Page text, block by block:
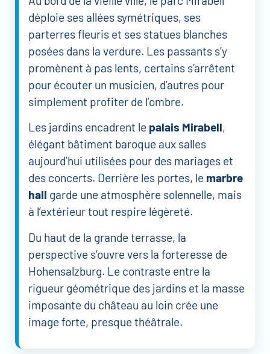
déploie ses allées symétriques, ses
parterres fleuris et ses statues blanches
posées dans la verdure. Les passants s’y
promènent à pas lents, certains s’arrêtent
pour écouter un musicien, d’autres pour
simplement profiter de l’ombre.
Les jardins encadrent le palais Mirabell,
élégant bâtiment baroque aux salles
aujourd’hui utilisées pour des mariages et
des concerts. Derrière les portes, le marbre
hall garde une atmosphère solennelle, mais
à l’extérieur tout respire légèreté.
Du haut de la grande terrasse, la
perspective s’ouvre vers la forteresse de
Hohensalzburg. Le contraste entre la
rigueur géométrique des jardins et la masse
imposante du château au loin crée une
image forte, presque théâtrale.